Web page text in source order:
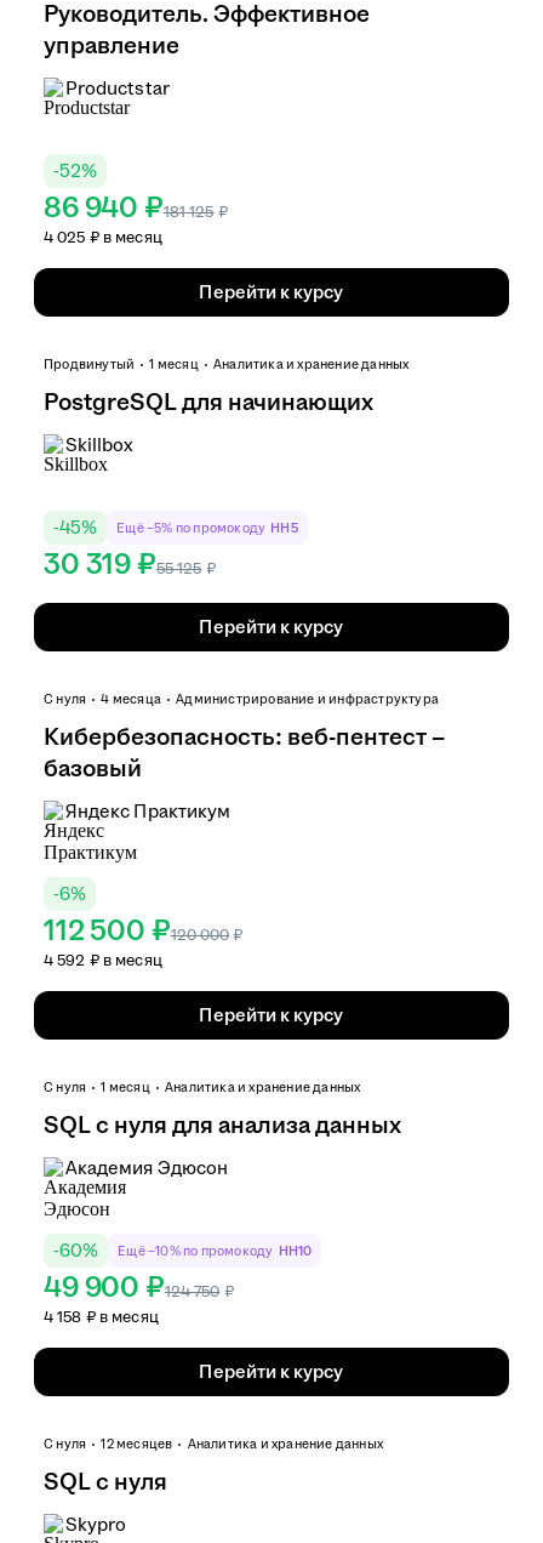
Руководитель. Эффективное
управление
Productstar
-52%
86 940 ₽181 125 ₽
4 025 ₽ в месяц
Перейти к курсу
Продвинутый 1 месяц Аналитика и хранение данных
PostgreSQL для начинающих
Skillbox
-45% Ещё −5% по промокоду HH5
30 319 ₽55 125 ₽
Перейти к курсу
С нуля 4 месяца Администрирование и инфраструктура
Кибербезопасность: веб-пентест –
базовый
Яндекс Практикум
-6%
112 500 ₽120 000 ₽
4 592 ₽ в месяц
Перейти к курсу
С нуля 1 месяц Аналитика и хранение данных
SQL с нуля для анализа данных
Академия Эдюсон
-60% Ещё −10% по промокоду HH10
49 900 ₽124 750 ₽
4 158 ₽ в месяц
Перейти к курсу
С нуля 12 месяцев Аналитика и хранение данных
SQL с нуля
Skypro